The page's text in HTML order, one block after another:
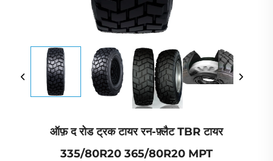
ऑफ़ द रोड ट्रक टायर रन-फ़्लैट TBR टायर
335/80R20 365/80R20 MPT